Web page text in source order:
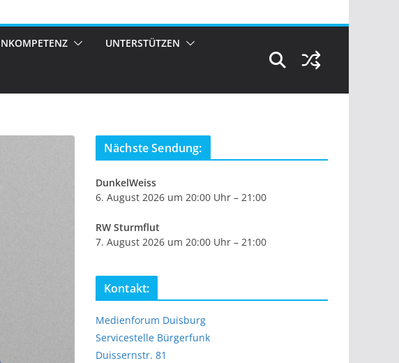
UNTERSTÜTZEN
Nächste Sendung:
DunkelWeiss
6. August 2026 um 20:00 Uhr – 21:00
RW Sturmflut
7. August 2026 um 20:00 Uhr – 21:00
Kontakt:
Medienforum Duisburg
Servicestelle Bürgerfunk
Duissernstr. 81